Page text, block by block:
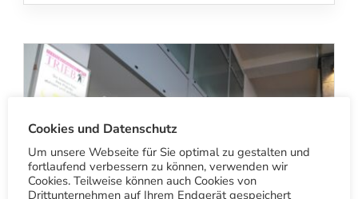
Cookies und Datenschutz
Um unsere Webseite für Sie optimal zu gestalten und
fortlaufend verbessern zu können, verwenden wir
Cookies. Teilweise können auch Cookies von
Drittunternehmen auf Ihrem Endgerät gespeichert